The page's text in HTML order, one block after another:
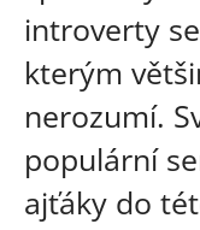
introverty
kterým
nerozumí.
populární
ajťáky do